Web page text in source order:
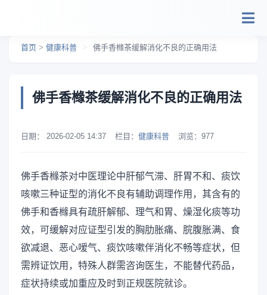
首页 > 健康科普 > 佛手香橼茶缓解消化不良的正确用法
佛手香橼茶缓解消化不良的正确用法
日期： 2026-02-05 14:37 栏目： 健康科普 浏览： 977
佛手香橼茶对中医理论中肝郁气滞、肝胃不和、痰饮
咳嗽三种证型的消化不良有辅助调理作用，其含有的
佛手和香橼具有疏肝解郁、理气和胃、燥湿化痰等功
效，可缓解对应证型引发的胸肋胀痛、脘腹胀满、食
欲减退、恶心嗳气、痰饮咳嗽伴消化不畅等症状，但
需辨证饮用，特殊人群需咨询医生，不能替代药品，
症状持续或加重应及时到正规医院就诊。